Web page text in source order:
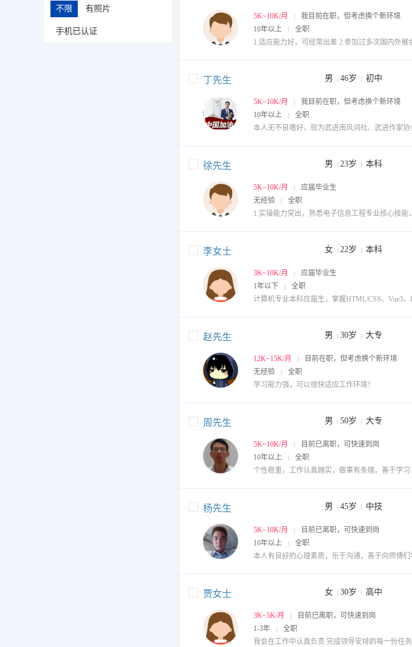
不限 有照片
手机已认证
5K~10K/月 |
我目前在职，但考虑换个新环境
10年以上
|
全职
丁先生 男 | 46岁 | 初中
5K~10K/月 |
我目前在职，但考虑换个新环境
10年以上
|
全职
徐先生 男 | 23岁 | 本科
5K~10K/月 |
应届毕业生
无经验
|
全职
李女士 女 | 22岁 | 本科
3K~10K/月 |
应届毕业生
1年以下
|
全职
赵先生 男 | 30岁 | 大专
12K~15K/月 |
目前在职，但考虑换个新环境
无经验
|
全职
学习能力强，可以很快适应工作环境！
周先生 男 | 50岁 | 大专
5K~10K/月 |
目前已离职，可快速到岗
10年以上
|
全职
杨先生 男 | 45岁 | 中技
5K~10K/月 |
目前已离职，可快速到岗
10年以上
|
全职
贾女士 女 | 30岁 | 高中
3K~5K/月 |
目前已离职，可快速到岗
1-3年
|
全职
我会在工作中认真负责 完成领导安排的每一份任务